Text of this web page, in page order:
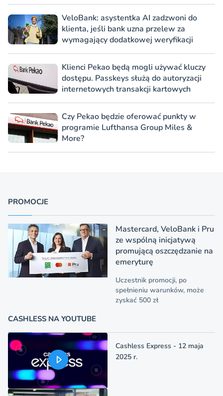
VeloBank: asystentka AI zadzwoni do
klienta, jeśli bank uzna przelew za
wymagający dodatkowej weryfikacji
Klienci Pekao będą mogli używać kluczy
dostępu. Passkeys służą do autoryzacji
internetowych transakcji kartowych
Czy Pekao będzie oferować punkty w
programie Lufthansa Group Miles &
More?
PROMOCJE
Mastercard, VeloBank i Pru
ze wspólną inicjatywą
promującą oszczędzanie na
emeryturę
Uczestnik promocji, po
spełnieniu warunków, może
zyskać 500 zł
CASHLESS NA YOUTUBE
Cashless Express - 12 maja
2025 r.